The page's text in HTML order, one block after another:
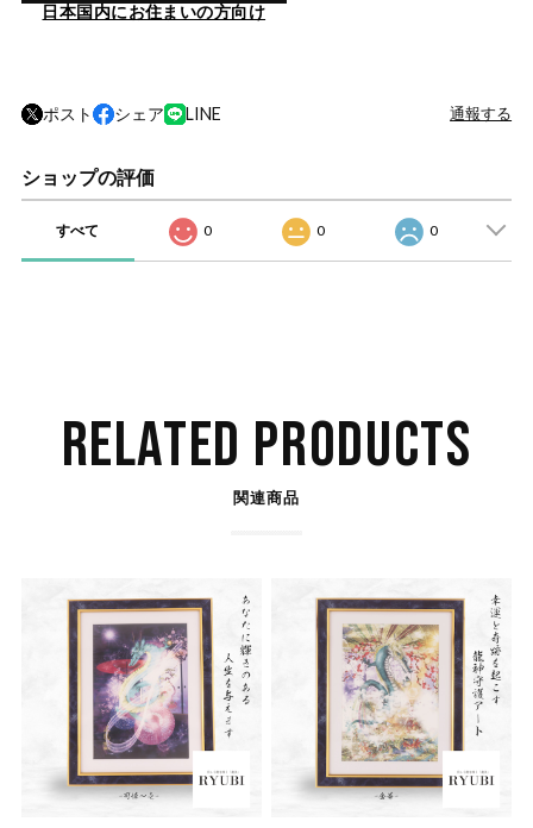
日本国内にお住まいの方向け
ポスト シェア LINE 通報する
ショップの評価
すべて 0 0 0
RELATED PRODUCTS
関連商品